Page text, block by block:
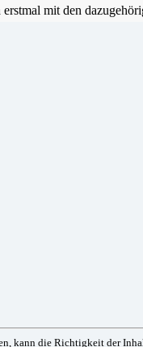
mit den
kann die Richtigkeit der